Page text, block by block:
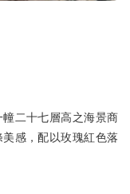
二十七層高之海景商
感，配以玫瑰紅色落